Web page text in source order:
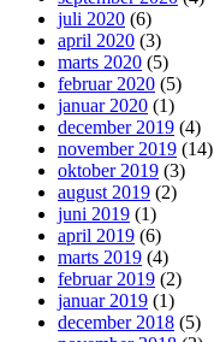
juli 2020 (6)
april 2020 (3)
marts 2020 (5)
februar 2020 (5)
januar 2020 (1)
december 2019 (4)
november 2019 (14)
oktober 2019 (3)
august 2019 (2)
juni 2019 (1)
april 2019 (6)
marts 2019 (4)
februar 2019 (2)
januar 2019 (1)
december 2018 (5)